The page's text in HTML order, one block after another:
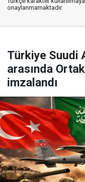
onaylanmamaktadır.
Türkiye Suudi
arasında
imzalandı